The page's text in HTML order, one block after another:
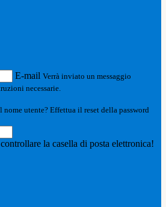
E-mail Verrà inviato un messaggio
necessarie.
nome utente? Effettua il reset della password
la casella di posta elettronica!